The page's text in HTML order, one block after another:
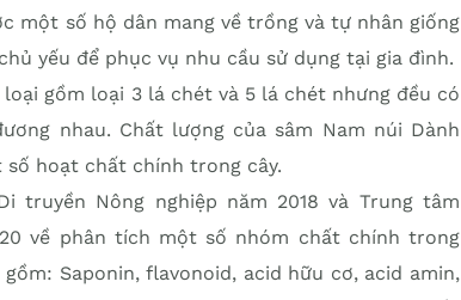
một số hộ dân mang về trồng và tự nhân giống
yếu để phục vụ nhu cầu sử dụng tại gia đình.
gồm loại 3 lá chét và 5 lá chét nhưng đều có
nhau. Chất lượng của sâm Nam núi Dành
hoạt chất chính trong cây.
truyền Nông nghiệp năm 2018 và Trung tâm
về phân tích một số nhóm chất chính trong
Saponin, flavonoid, acid hữu cơ, acid amin,